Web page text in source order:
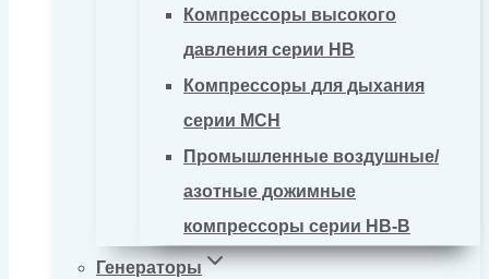
Компрессоры высокого
давления серии HB
Компрессоры для дыхания
серии MCH
Промышленные воздушные/
азотные дожимные
компрессоры серии HB-B
Генераторы